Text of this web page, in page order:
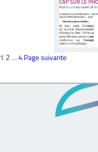
Pagination
Page
1 Page
2…Page
4Page suivante